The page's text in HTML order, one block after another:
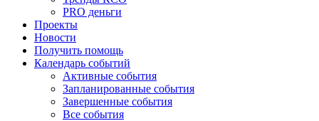
PRO деньги
Проекты
Новости
Получить помощь
Календарь событий
Активные события
Запланированные события
Завершенные события
Все события